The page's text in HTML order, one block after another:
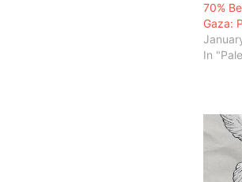
70%
Gaza:
In